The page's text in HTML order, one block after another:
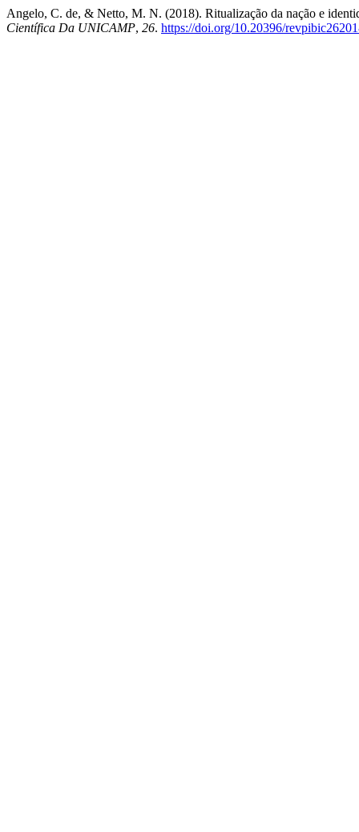
Angelo, C. de, & Netto, M. N. (2018). Ritualização da nação e
Científica Da UNICAMP, 26. https://doi.org/10.20396/